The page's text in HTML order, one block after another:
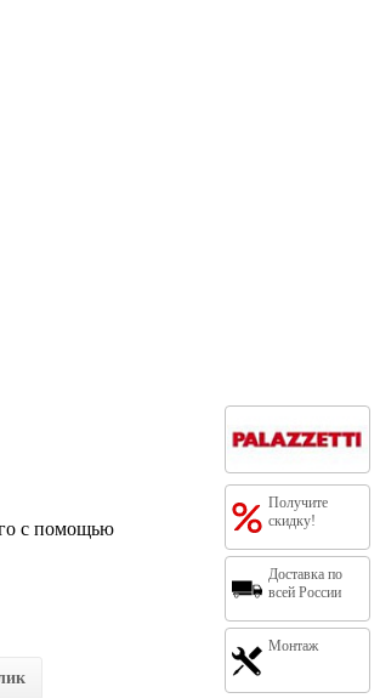
Получите
скидку!
Доставка по
всей России
Монтаж
с помощью